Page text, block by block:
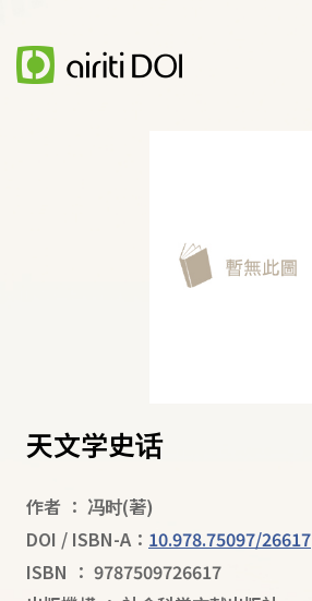
天文学史话
作者 ： 冯时(著)
DOI / ISBN-A： 10.978.75097/26617
ISBN ： 9787509726617